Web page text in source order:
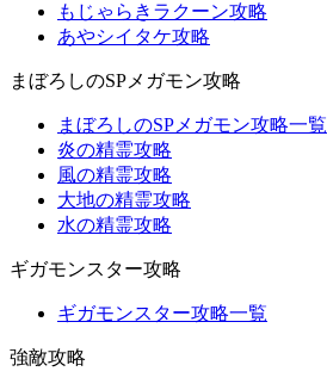
もじゃらきラクーン攻略
あやシイタケ攻略
まぼろしのSPメガモン攻略
まぼろしのSPメガモン攻略一覧
炎の精霊攻略
風の精霊攻略
大地の精霊攻略
水の精霊攻略
ギガモンスター攻略
ギガモンスター攻略一覧
強敵攻略